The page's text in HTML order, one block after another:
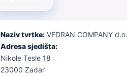
Naziv tvrtke: VEDRAN COMPANY
Adresa sjedišta:
Nikole Tesle 18
23000 Zadar